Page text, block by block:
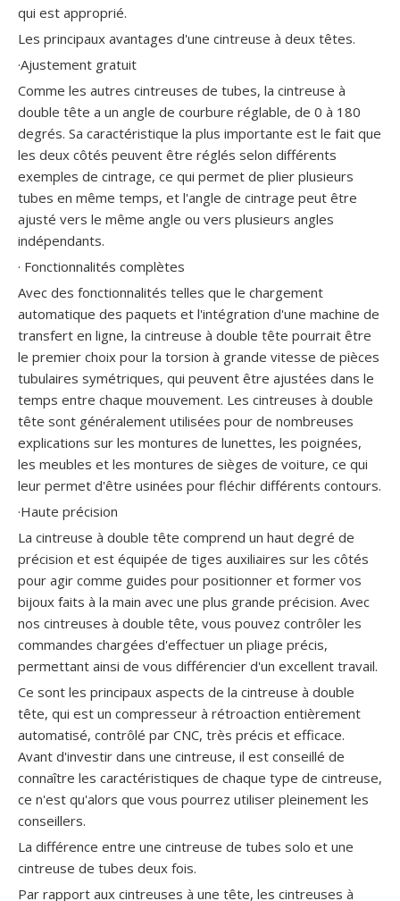
qui est approprié.
Les principaux avantages d'une cintreuse à deux têtes.
·Ajustement gratuit
Comme les autres cintreuses de tubes, la cintreuse à
double tête a un angle de courbure réglable, de 0 à 180
degrés. Sa caractéristique la plus importante est le fait que
les deux côtés peuvent être réglés selon différents
exemples de cintrage, ce qui permet de plier plusieurs
tubes en même temps, et l'angle de cintrage peut être
ajusté vers le même angle ou vers plusieurs angles
indépendants.
· Fonctionnalités complètes
Avec des fonctionnalités telles que le chargement
automatique des paquets et l'intégration d'une machine de
transfert en ligne, la cintreuse à double tête pourrait être
le premier choix pour la torsion à grande vitesse de pièces
tubulaires symétriques, qui peuvent être ajustées dans le
temps entre chaque mouvement. Les cintreuses à double
tête sont généralement utilisées pour de nombreuses
explications sur les montures de lunettes, les poignées,
les meubles et les montures de sièges de voiture, ce qui
leur permet d'être usinées pour fléchir différents contours.
·Haute précision
La cintreuse à double tête comprend un haut degré de
précision et est équipée de tiges auxiliaires sur les côtés
pour agir comme guides pour positionner et former vos
bijoux faits à la main avec une plus grande précision. Avec
nos cintreuses à double tête, vous pouvez contrôler les
commandes chargées d'effectuer un pliage précis,
permettant ainsi de vous différencier d'un excellent travail.
Ce sont les principaux aspects de la cintreuse à double
tête, qui est un compresseur à rétroaction entièrement
automatisé, contrôlé par CNC, très précis et efficace.
Avant d'investir dans une cintreuse, il est conseillé de
connaître les caractéristiques de chaque type de cintreuse,
ce n'est qu'alors que vous pourrez utiliser pleinement les
conseillers.
La différence entre une cintreuse de tubes solo et une
cintreuse de tubes deux fois.
Par rapport aux cintreuses à une tête, les cintreuses à